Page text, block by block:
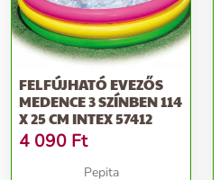
FELFÚJHATÓ EVEZŐS
MEDENCE 3 SZÍNBEN 114
X 25 CM INTEX 57412
4 090 Ft
Pepita